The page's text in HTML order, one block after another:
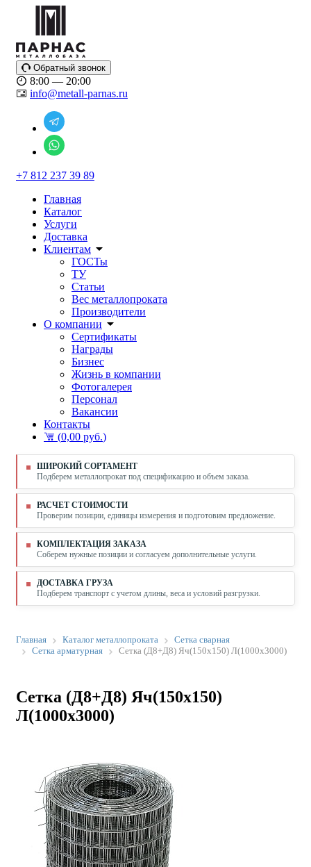
Обратный звонок
8:00 — 20:00
info@metall-parnas.ru
+7 812 237 39 89
Главная
Каталог
Услуги
Доставка
Клиентам
ГОСТы
ТУ
Статьи
Вес металлопроката
Производители
О компании
Сертификаты
Награды
Бизнес
Жизнь в компании
Фотогалерея
Персонал
Вакансии
Контакты
(0,00 руб.)
ШИРОКИЙ СОРТАМЕНТ
Подберем металлопрокат под спецификацию и объем заказа.
РАСЧЕТ СТОИМОСТИ
Проверим позиции, единицы измерения и подготовим предложение.
КОМПЛЕКТАЦИЯ ЗАКАЗА
Соберем нужные позиции и согласуем дополнительные услуги.
ДОСТАВКА ГРУЗА
Подберем транспорт с учетом длины, веса и условий разгрузки.
Главная Каталог металлопроката
Сетка сварная
Сетка арматурная
Сетка (Д8+Д8) Яч(150х150) Л(1000х3000)
Сетка (Д8+Д8) Яч(150х150)
Л(1000х3000)